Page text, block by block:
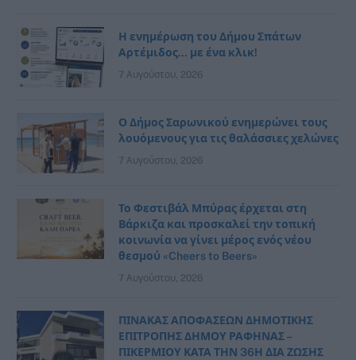
Η ενημέρωση του Δήμου Σπάτων
Αρτέμιδος… με ένα κλικ!
7 Αυγούστου, 2026
Ο Δήμος Σαρωνικού ενημερώνει τους
λουόμενους για τις θαλάσσιες χελώνες
7 Αυγούστου, 2026
Το Φεστιβάλ Μπύρας έρχεται στη
Βάρκιζα και προσκαλεί την τοπική
κοινωνία να γίνει μέρος ενός νέου
θεσμού «Cheers to Beers»
7 Αυγούστου, 2026
ΠΙΝΑΚΑΣ ΑΠΟΦΑΣΕΩΝ ΔΗΜΟΤΙΚΗΣ
ΕΠΙΤΡΟΠΗΣ ΔΗΜΟΥ ΡΑΦΗΝΑΣ –
ΠΙΚΕΡΜΙΟΥ ΚΑΤΑ ΤΗΝ 36Η ΔΙΑ ΖΩΣΗΣ